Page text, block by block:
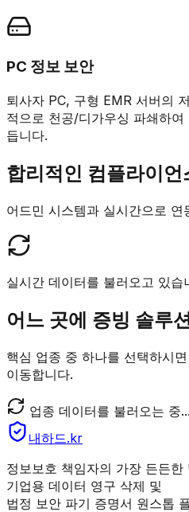
PC 정보 보안
퇴사자 PC, 구형 EMR 서버의
적으로 천공/디가우싱 파쇄하
듭니다.
합리적인 컴플라이언
어드민 시스템과 실시간으로
실시간 데이터를 불러오고 있습
어느 곳에 증빙 솔루
핵심 업종 중 하나를 선택하시
이동합니다.
업종 데이터를 불러오는 중...
내하드.kr
정보보호 책임자의 가장 든든한
기업용 데이터 영구 삭제 및
법정 보안 파기 증명서 원스톱